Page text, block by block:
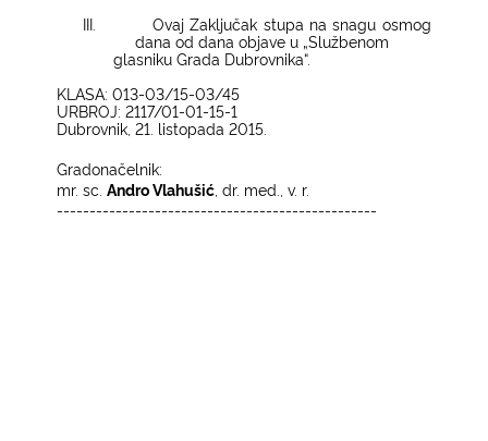
III.
Ovaj Zaključak stupa na snagu osmog
dana od dana objave u „Službenom
glasniku Grada Dubrovnika“.
KLASA: 013-03/15-03/45
URBROJ: 2117/01-01-15-1
Dubrovnik, 21. listopada 2015.
Gradonačelnik:
mr. sc.Andro Vlahušić , dr. med., v. r.
-------------------------------------------------